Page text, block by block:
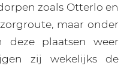
zoals Otterlo en
maar onder
deze plaatsen weer
zij wekelijks de